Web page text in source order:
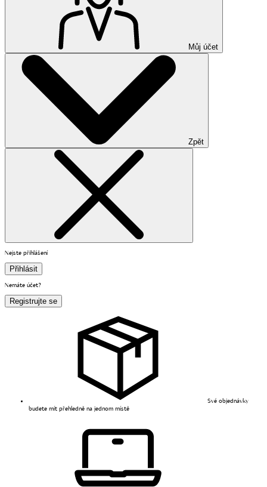
Můj účet
Zpět
Nejste přihlášení
Přihlásit
Nemáte účet?
Registrujte se
Své objednávky
budete mít přehledně na jednom místě